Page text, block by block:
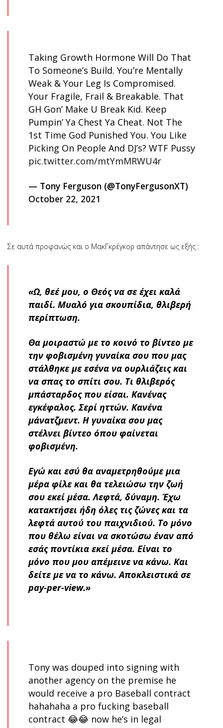
Taking Growth Hormone Will Do That
To Someone’s Build. You’re Mentally
Weak & Your Leg Is Compromised.
Your Fragile, Frail & Breakable. That
GH Gon’ Make U Break Kid. Keep
Pumpin’ Ya Chest Ya Cheat. Not The
1st Time God Punished You. You Like
Picking On People And DJ’s? WTF Pussy
pic.twitter.com/mtYmMRWU4r
— Tony Ferguson (@TonyFergusonXT)
October 22, 2021
Σε αυτά προφανώς και ο ΜακΓκρέγκορ απάντησε ως εξής :
«Ω, θεέ μου, ο Θεός να σε έχει καλά
παιδί. Μυαλό για σκουπίδια, θλιβερή
περίπτωση.
Θα μοιραστώ με το κοινό το βίντεο με
την φοβισμένη γυναίκα σου που μας
στάλθηκε με εσένα να ουρλιάζεις και
να σπας το σπίτι σου. Τι θλιβερός
μπάσταρδος που είσαι. Κανένας
εγκέφαλος. Σερί ηττών. Κανένα
μάνατζμεντ. Η γυναίκα σου μας
στέλνει βίντεο όπου φαίνεται
φοβισμένη.
Εγώ και εσύ θα αναμετρηθούμε μια
μέρα φίλε και θα τελειώσω την ζωή
σου εκεί μέσα. Λεφτά, δύναμη. Έχω
κατακτήσει ήδη όλες τις ζώνες και τα
λεφτά αυτού του παιχνιδιού. Το μόνο
που θέλω είναι να σκοτώσω έναν από
εσάς ποντίκια εκεί μέσα. Είναι το
μόνο που μου απέμεινε να κάνω. Και
δείτε με να το κάνω. Αποκλειστικά σε
pay-per-view.»
Tony was douped into signing with
another agency on the premise he
would receive a pro Baseball contract
hahahaha a pro fucking baseball
contract 😂😂 now he’s in legal